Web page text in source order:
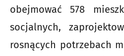
obejmować 578
socjalnych,
rosnących potrzebach